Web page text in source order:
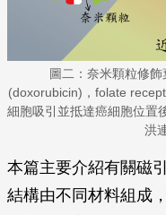
圖二：奈米顆粒修
(doxorubicin)，folate
細胞吸引並抵達癌細胞位置